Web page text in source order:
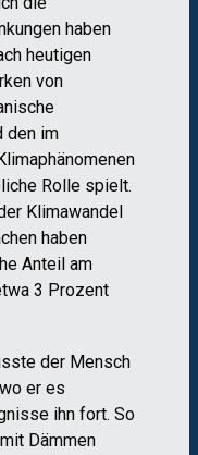
haben
heutigen
von
den im
Rolle spielt.
Klimawandel
haben
Anteil am
3 Prozent
der Mensch
er es
ihn fort. So
Dämmen